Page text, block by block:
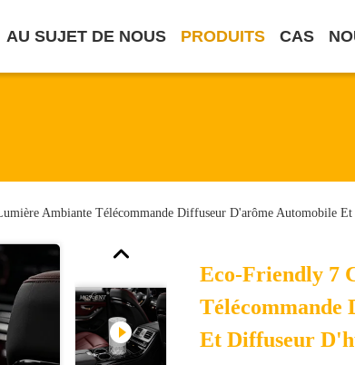
AU SUJET DE NOUS PRODUITS CAS
Ambiante Télécommande Diffuseur D'arôme Automobile
Eco-Friendly 7
Télécommande
Et Diffuseur